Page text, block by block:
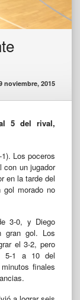
noviembre, 2015
5 del rival,
Los poceros
con un jugador
en la tarde del
morado no
3-0, y Diego
gran gol. Los
el 3-2, pero
5-1 a 10 del
finales